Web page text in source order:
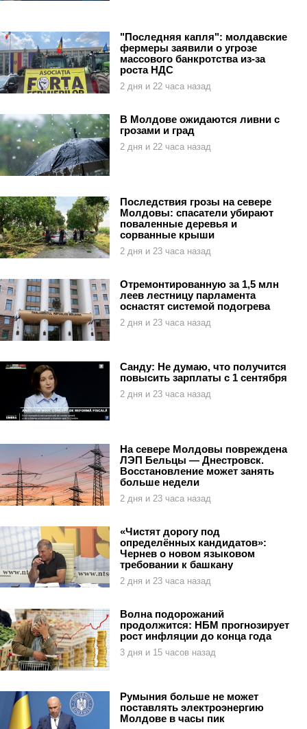
"Последняя капля": молдавские
фермеры заявили о угрозе
массового банкротства из-за
роста НДС
2 дня и 22 часа назад
В Молдове ожидаются ливни с
грозами и град
2 дня и 22 часа назад
Последствия грозы на севере
Молдовы: спасатели убирают
поваленные деревья и
сорванные крыши
2 дня и 23 часа назад
Отремонтированную за 1,5 млн
леев лестницу парламента
оснастят системой подогрева
2 дня и 23 часа назад
Санду: Не думаю, что получится
повысить зарплаты с 1 сентября
2 дня и 23 часа назад
На севере Молдовы повреждена
ЛЭП Бельцы — Днестровск.
Восстановление может занять
больше недели
2 дня и 23 часа назад
«Чистят дорогу под
определённых кандидатов»:
Чернев о новом языковом
требовании к башкану
2 дня и 23 часа назад
Волна подорожаний
продолжится: НБМ прогнозирует
рост инфляции до конца года
3 дня и 15 часов назад
Румыния больше не может
поставлять электроэнергию
Молдове в часы пик